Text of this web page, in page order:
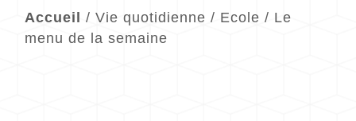
Accueil / Vie quotidienne / Ecole / Le
menu de la semaine